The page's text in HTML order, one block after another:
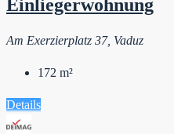
Einliegerwohnung
Am Exerzierplatz 37, Vaduz
172 m²
Details